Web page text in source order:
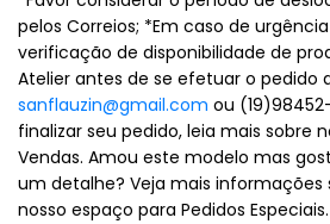
pelos Correios; *Em caso de
verificação de disponibilidade de
Atelier antes de se efetuar o pedido
sanflauzin@gmail.com ou
finalizar seu pedido, leia mais sobre
Vendas. Amou este modelo mas
um detalhe? Veja mais informações
nosso espaço para Pedidos Especiais.